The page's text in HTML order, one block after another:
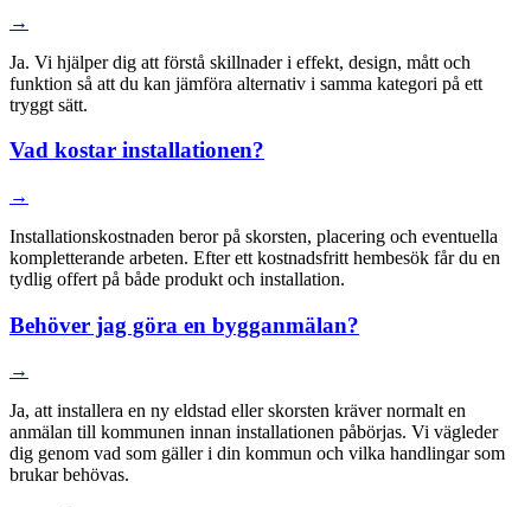
→
Ja. Vi hjälper dig att förstå skillnader i effekt, design, mått och
funktion så att du kan jämföra alternativ i samma kategori på ett
tryggt sätt.
Vad kostar installationen?
→
Installationskostnaden beror på skorsten, placering och eventuella
kompletterande arbeten. Efter ett kostnadsfritt hembesök får du en
tydlig offert på både produkt och installation.
Behöver jag göra en bygganmälan?
→
Ja, att installera en ny eldstad eller skorsten kräver normalt en
anmälan till kommunen innan installationen påbörjas. Vi vägleder
dig genom vad som gäller i din kommun och vilka handlingar som
brukar behövas.